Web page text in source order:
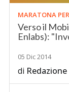
MARATONA
Verso il
Enlabs):
05 Dic 2014
di